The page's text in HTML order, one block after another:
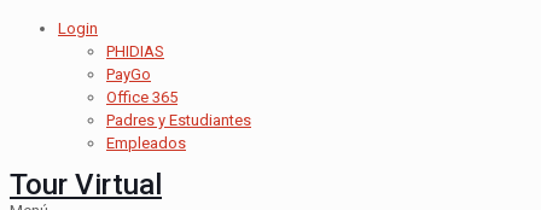
Login
PHIDIAS
PayGo
Office 365
Padres y Estudiantes
Empleados
Tour Virtual